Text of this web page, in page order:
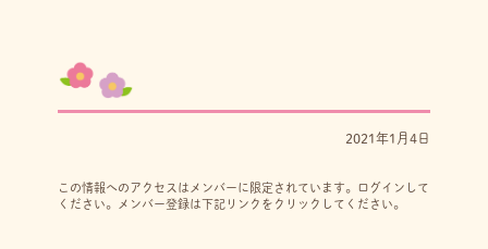
2021年1月4日
この情報へのアクセスはメンバーに限定されています。ログインして
ください。メンバー登録は下記リンクをクリックしてください。